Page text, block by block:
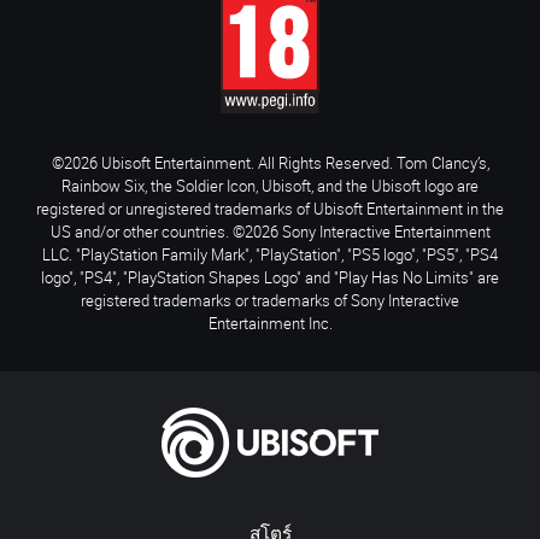
สโตร์
©2026 Ubisoft Entertainment. All Rights Reserved. Tom Clancy’s,
Rainbow Six, the Soldier Icon, Ubisoft, and the Ubisoft logo are
registered or unregistered trademarks of Ubisoft Entertainment in the
US and/or other countries. ©2026 Sony Interactive Entertainment
LLC. "PlayStation Family Mark", "PlayStation", "PS5 logo", "PS5", "PS4
logo", "PS4", "PlayStation Shapes Logo" and "Play Has No Limits" are
registered trademarks or trademarks of Sony Interactive
Entertainment Inc.